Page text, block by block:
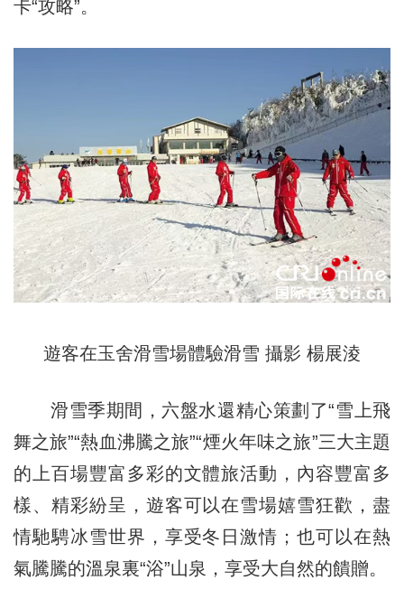
卡“攻略”。
遊客在玉舍滑雪場體驗滑雪 攝影 楊展淩
滑雪季期間，六盤水還精心策劃了“雪上飛
舞之旅”“熱血沸騰之旅”“煙火年味之旅”三大主題
的上百場豐富多彩的文體旅活動，內容豐富多
樣、精彩紛呈，遊客可以在雪場嬉雪狂歡，盡
情馳騁冰雪世界，享受冬日激情；也可以在熱
氣騰騰的溫泉裏“浴”山泉，享受大自然的饋贈。